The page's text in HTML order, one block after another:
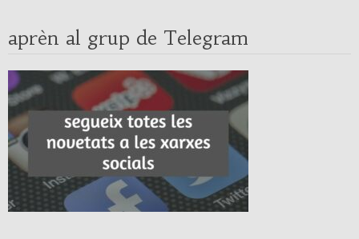
aprèn al grup de Telegram